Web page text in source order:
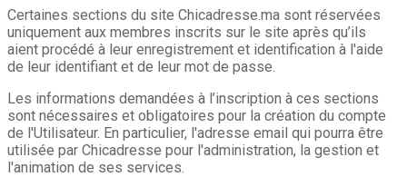
Certaines sections du site Chicadresse.ma sont réservées
uniquement aux membres inscrits sur le site après qu’ils
aient procédé à leur enregistrement et identification à l'aide
de leur identifiant et de leur mot de passe.
Les informations demandées à l’inscription à ces sections
sont nécessaires et obligatoires pour la création du compte
de l'Utilisateur. En particulier, l'adresse email qui pourra être
utilisée par Chicadresse pour l'administration, la gestion et
l'animation de ses services.